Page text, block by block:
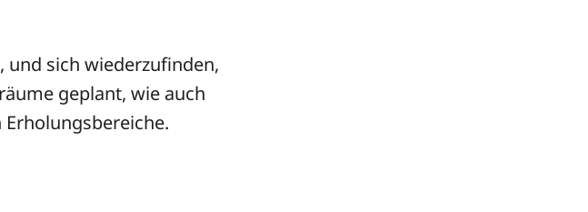
und sich wiederzufinden,
geplant, wie auch